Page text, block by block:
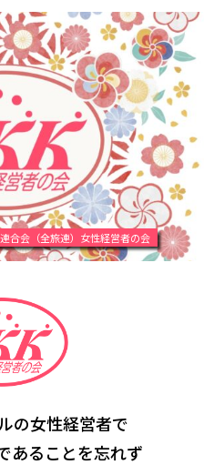
合会（全旅連）女性経営者の会
の女性経営者で
あることを忘れず